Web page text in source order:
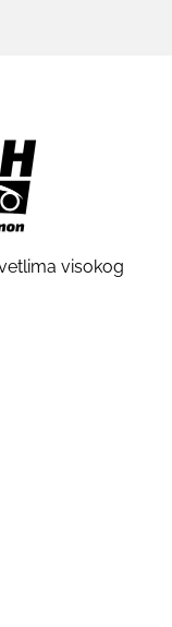
visokog